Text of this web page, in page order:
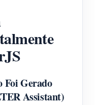
Gerado
Assistant)